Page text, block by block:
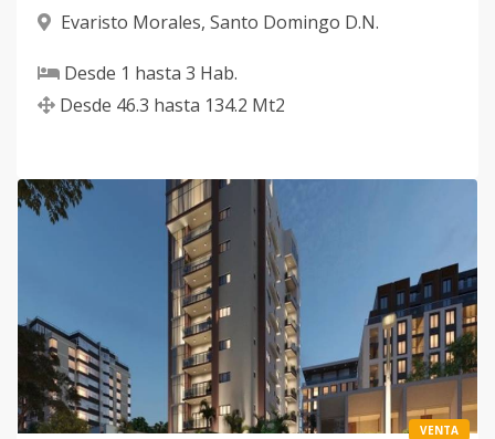
Evaristo Morales, Santo Domingo D.N.
Desde 1 hasta 3 Hab.
Desde 46.3 hasta 134.2 Mt2
VENTA